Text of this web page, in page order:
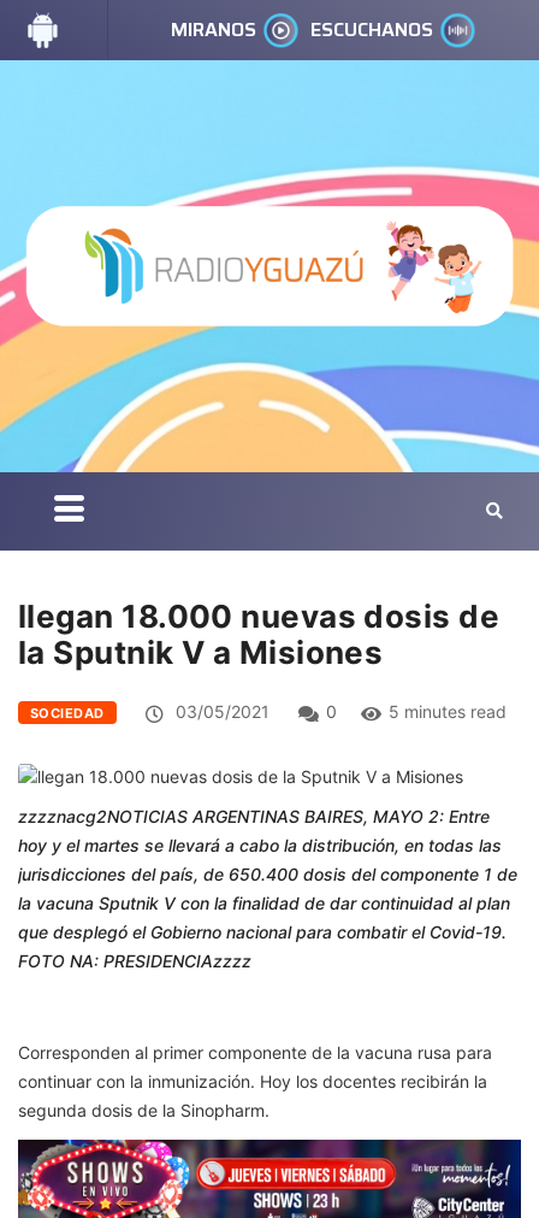
MIRANOS ESCUCHANOS
llegan 18.000 nuevas dosis de
la Sputnik V a Misiones
SOCIEDAD 03/05/2021 0 5 minutes read
zzzznacg2NOTICIAS ARGENTINAS BAIRES, MAYO 2: Entre
hoy y el martes se llevará a cabo la distribución, en todas las
jurisdicciones del país, de 650.400 dosis del componente 1 de
la vacuna Sputnik V con la finalidad de dar continuidad al plan
que desplegó el Gobierno nacional para combatir el Covid-19.
FOTO NA: PRESIDENCIAzzzz
Corresponden al primer componente de la vacuna rusa para
continuar con la inmunización. Hoy los docentes recibirán la
segunda dosis de la Sinopharm.